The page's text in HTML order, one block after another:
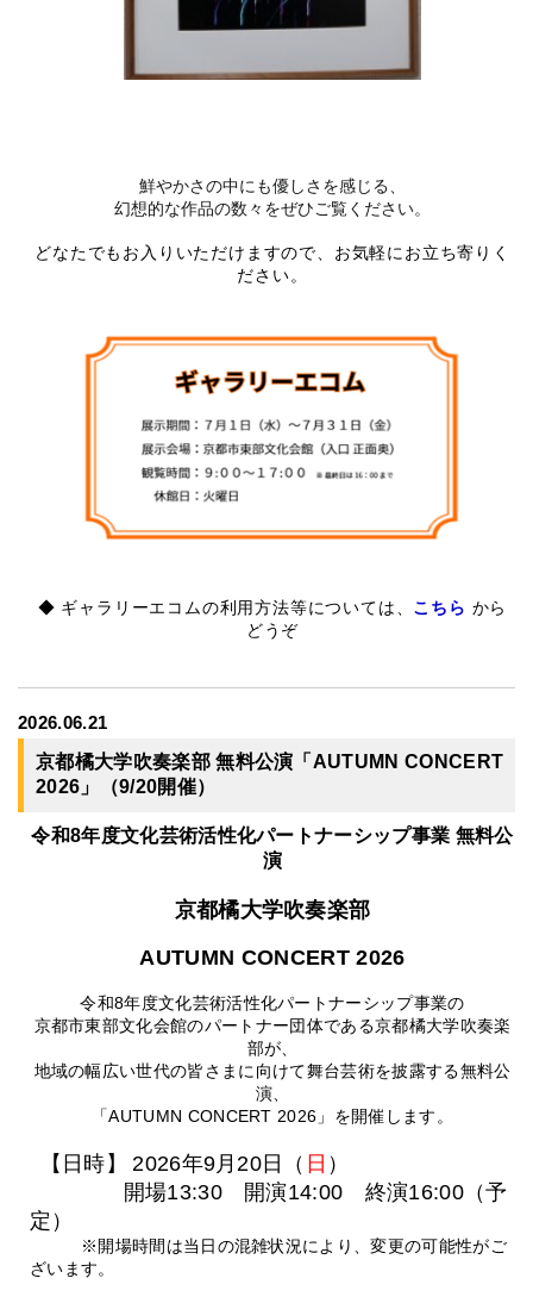
鮮やかさの中にも優しさを感じる、
幻想的な作品の数々をぜひご覧ください。
どなたでもお入りいただけますので、お気軽にお立ち寄りく
ださい。
◆ ギャラリーエコムの利用方法等については、 こちら から
どうぞ
2026.06.21
京都橘大学吹奏楽部 無料公演「AUTUMN CONCERT
2026」（9/20開催）
令和8年度文化芸術活性化パートナーシップ事業 無料公
演
京都橘大学吹奏楽部
AUTUMN CONCERT 2026
令和8年度文化芸術活性化パートナーシップ事業の
京都市東部文化会館のパートナー団体である京都橘大学吹奏楽
部が、
地域の幅広い世代の皆さまに向けて舞台芸術を披露する無料公
演、
「AUTUMN CONCERT 2026」を開催します。
【日時】 2026年9月20日（ 日 ）
開場13:30 開演14:00 終演16:00（予
定）
※開場時間は当日の混雑状況により、変更の可能性がご
ざいます。